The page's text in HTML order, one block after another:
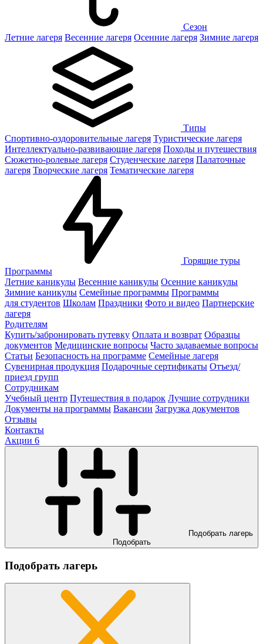
Сезон
Летние лагеря Весенние лагеря Осенние лагеря Зимние лагеря
Типы
Спортивно-оздоровительные лагеря Туристические лагеря
Интеллектуально-развивающие лагеря Походы и путешествия
Сюжетно-ролевые лагеря Студенческие лагеря Палаточные
лагеря Творческие лагеря Тематические лагеря
Горящие туры
Программы
Летние каникулы Весенние каникулы Осенние каникулы
Зимние каникулы Семейные программы Программы
для студентов Школам Праздники Фото и видео Партнерские
лагеря
Родителям
Купить/забронировать путевку Оплата и возврат Образцы
документов Медицинские вопросы Часто задаваемые вопросы
Статьи Безопасность на программе Семейные лагеря
Сувенирная продукция Подарочные сертификаты Отъезд/
приезд групп
Сотрудникам
Учебный центр Путешествия в подарок Лучшие сотрудники
Документы на программы Вакансии Загрузка документов
Отзывы
Контакты
Акции 6
Подобрать лагерь
Подобрать
Подобрать лагерь